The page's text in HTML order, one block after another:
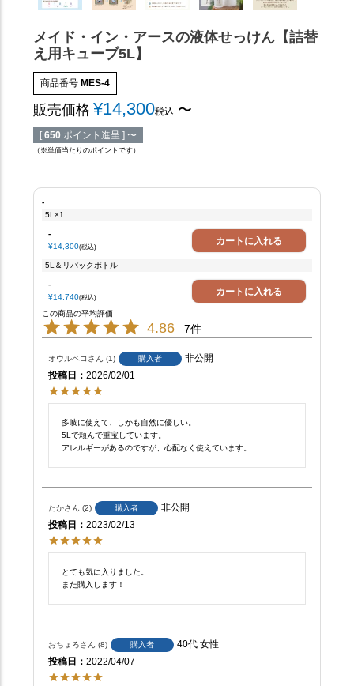
メイド・イン・アースの液体せっけん【詰替
え用キューブ5L】
商品番号 MES-4
販売価格 ¥14,300税込 〜
[ 650 ポイント進呈 ] 〜
（※単価当たりのポイントです）
-
5L×1
-
¥14,300 税込
カートに入れる
5L＆リパックボトル
-
¥14,740 税込
カートに入れる
4.86 7
オウルペコ 1 購入者
非公開
投稿日
2026/02/01
多岐に使えて、しかも自然に優しい。
5Lで頼んで重宝しています。
アレルギーがあるのですが、心配なく使えています。
たか 2 購入者
非公開
投稿日
2023/02/13
とても気に入りました。
また購入します！
おちょろ 8 購入者 40代 女性
投稿日
2022/04/07